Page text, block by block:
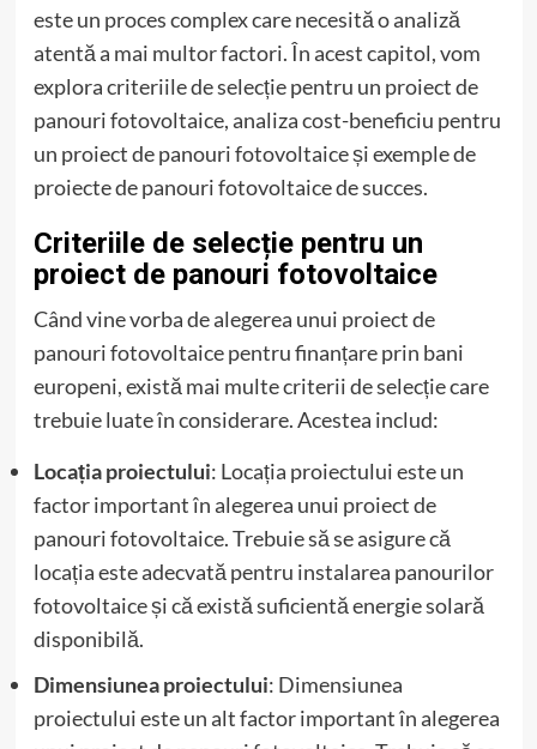
este un proces complex care necesită o analiză
atentă a mai multor factori. În acest capitol, vom
explora criteriile de selecție pentru un proiect de
panouri fotovoltaice, analiza cost-beneficiu pentru
un proiect de panouri fotovoltaice și exemple de
proiecte de panouri fotovoltaice de succes.
Criteriile de selecție pentru un
proiect de panouri fotovoltaice
Când vine vorba de alegerea unui proiect de
panouri fotovoltaice pentru finanțare prin bani
europeni, există mai multe criterii de selecție care
trebuie luate în considerare. Acestea includ:
Locația proiectului: Locația proiectului este un
factor important în alegerea unui proiect de
panouri fotovoltaice. Trebuie să se asigure că
locația este adecvată pentru instalarea panourilor
fotovoltaice și că există suficientă energie solară
disponibilă.
Dimensiunea proiectului: Dimensiunea
proiectului este un alt factor important în alegerea